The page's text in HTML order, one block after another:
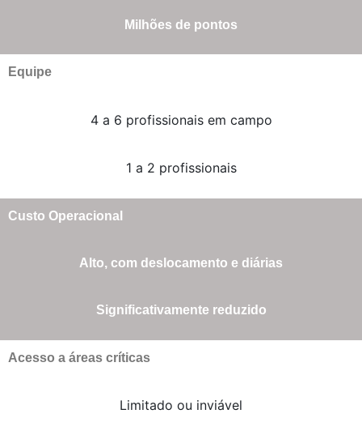
Milhões de pontos
Equipe
4 a 6 profissionais em campo
1 a 2 profissionais
Custo Operacional
Alto, com deslocamento e diárias
Significativamente reduzido
Acesso a áreas críticas
Limitado ou inviável